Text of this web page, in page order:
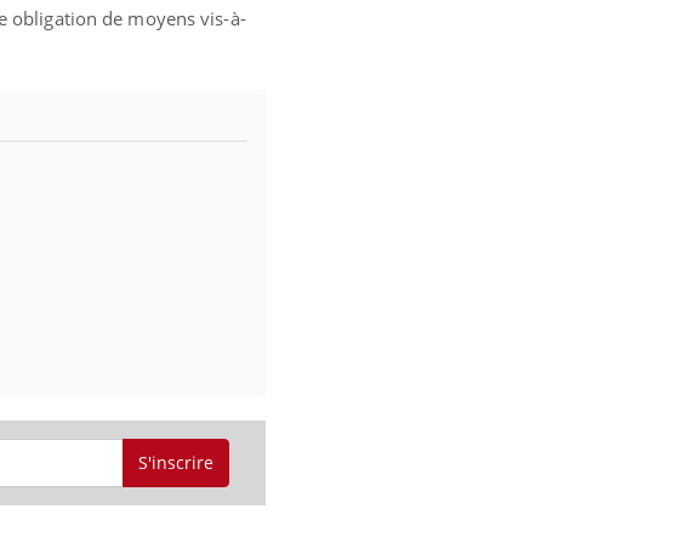
obligation de moyens vis-à-
S'inscrire